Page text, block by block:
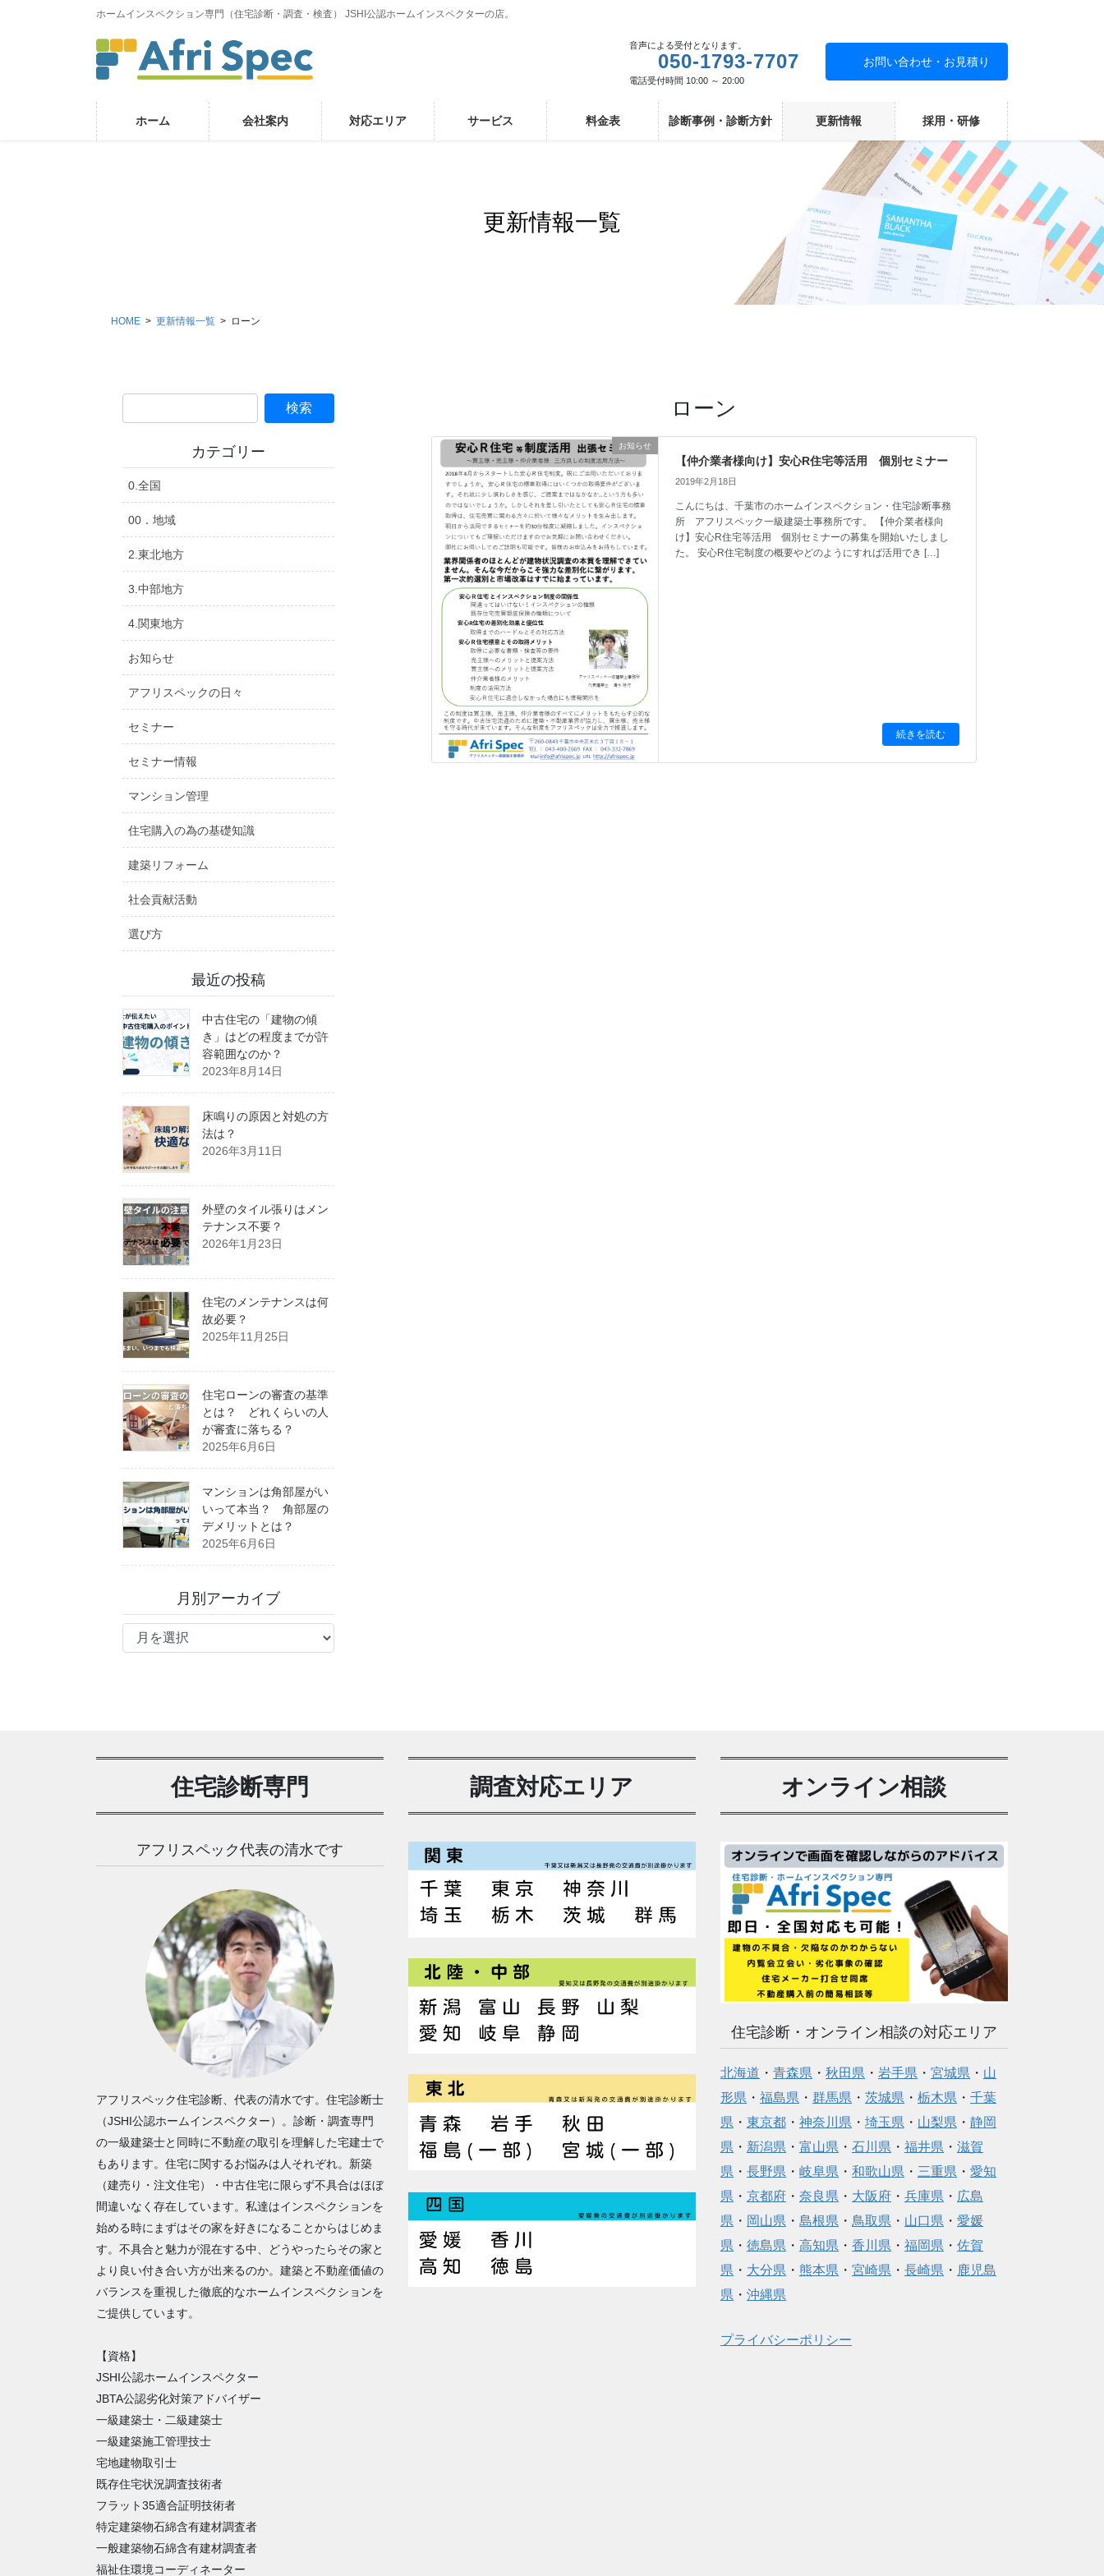
ホームインスペクション専門（住宅診断・調査・検査） JSHI公認ホームインスペクターの店。
音声による受付となります。
050-1793-7707
電話受付時間 10:00 ～ 20:00
お問い合わせ・お見積り
ホーム 会社案内 対応エリア サービス 料金表 診断事例・診断方針 更新情報 採用・研修
更新情報一覧
HOME 更新情報一覧 ローン
ローン
お知らせ
【仲介業者様向け】安心R住宅等活用 個別セミナー
2019年2月18日
こんにちは、千葉市のホームインスペクション・住宅診断事務
所 アフリスペック一級建築士事務所です。 【仲介業者様向
け】安心R住宅等活用 個別セミナーの募集を開始いたしまし
た。 安心R住宅制度の概要やどのようにすれば活用でき […]
続きを読む
カテゴリー
0.全国
00．地域
2.東北地方
3.中部地方
4.関東地方
お知らせ
アフリスペックの日々
セミナー
セミナー情報
マンション管理
住宅購入の為の基礎知識
建築リフォーム
社会貢献活動
選び方
最近の投稿
中古住宅の「建物の傾
き」はどの程度までが許
容範囲なのか？
2023年8月14日
床鳴りの原因と対処の方
法は？
2026年3月11日
外壁のタイル張りはメン
テナンス不要？
2026年1月23日
住宅のメンテナンスは何
故必要？
2025年11月25日
住宅ローンの審査の基準
とは？ どれくらいの人
が審査に落ちる？
2025年6月6日
マンションは角部屋がい
いって本当？ 角部屋の
デメリットとは？
2025年6月6日
月別アーカイブ
月
住宅診断専門
アフリスペック代表の清水です
アフリスペック住宅診断、代表の清水です。住宅診断士
（JSHI公認ホームインスペクター）。診断・調査専門
の一級建築士と同時に不動産の取引を理解した宅建士で
もあります。住宅に関するお悩みは人それぞれ。新築
（建売り・注文住宅）・中古住宅に限らず不具合はほぼ
間違いなく存在しています。私達はインスペクションを
始める時にまずはその家を好きになることからはじめま
す。不具合と魅力が混在する中、どうやったらその家と
より良い付き合い方が出来るのか。建築と不動産価値の
バランスを重視した徹底的なホームインスペクションを
ご提供しています。
【資格】
JSHI公認ホームインスペクター
JBTA公認劣化対策アドバイザー
一級建築士・二級建築士
一級建築施工管理技士
宅地建物取引士
既存住宅状況調査技術者
フラット35適合証明技術者
特定建築物石綿含有建材調査者
一般建築物石綿含有建材調査者
福祉住環境コーディネーター
調査対応エリア オンライン相談
住宅診断・オンライン相談の対応エリア
北海道 ・ 青森県 ・ 秋田県 ・ 岩手県 ・ 宮城県 ・ 山
形県 ・ 福島県 ・ 群馬県 ・ 茨城県 ・ 栃木県 ・ 千葉
県 ・ 東京都・ 神奈川県 ・ 埼玉県 ・ 山梨県 ・ 静岡
県 ・ 新潟県 ・ 富山県 ・ 石川県 ・ 福井県 ・ 滋賀
県 ・ 長野県 ・ 岐阜県 ・ 和歌山県 ・ 三重県 ・ 愛知
県 ・ 京都府・ 奈良県 ・ 大阪府・ 兵庫県 ・ 広島
県 ・ 岡山県 ・ 島根県 ・ 鳥取県 ・ 山口県 ・ 愛媛
県 ・ 徳島県 ・ 高知県 ・ 香川県 ・ 福岡県 ・ 佐賀
県 ・ 大分県 ・ 熊本県 ・ 宮崎県 ・ 長崎県 ・ 鹿児島
県 ・ 沖縄県
プライバシーポリシー